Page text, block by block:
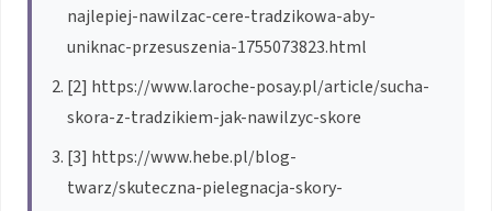
najlepiej-nawilzac-cere-tradzikowa-aby-
uniknac-przesuszenia-1755073823.html
[2] https://www.laroche-posay.pl/article/sucha-
skora-z-tradzikiem-jak-nawilzyc-skore
[3] https://www.hebe.pl/blog-
twarz/skuteczna-pielegnacja-skory-